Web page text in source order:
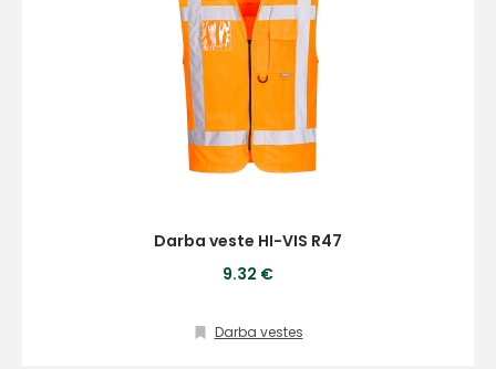
Darba veste HI-VIS R47
9.32 €
Darba vestes